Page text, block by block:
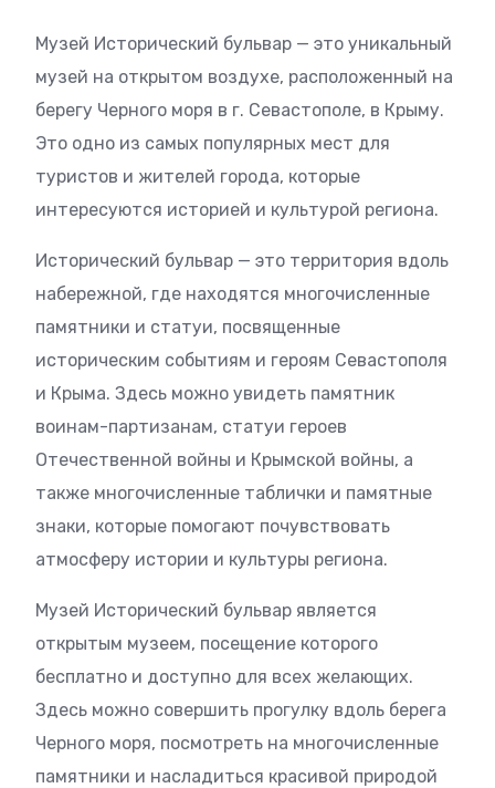
Музей Исторический бульвар — это уникальный
музей на открытом воздухе, расположенный на
берегу Черного моря в г. Севастополе, в Крыму.
Это одно из самых популярных мест для
туристов и жителей города, которые
интересуются историей и культурой региона.
Исторический бульвар — это территория вдоль
набережной, где находятся многочисленные
памятники и статуи, посвященные
историческим событиям и героям Севастополя
и Крыма. Здесь можно увидеть памятник
воинам-партизанам, статуи героев
Отечественной войны и Крымской войны, а
также многочисленные таблички и памятные
знаки, которые помогают почувствовать
атмосферу истории и культуры региона.
Музей Исторический бульвар является
открытым музеем, посещение которого
бесплатно и доступно для всех желающих.
Здесь можно совершить прогулку вдоль берега
Черного моря, посмотреть на многочисленные
памятники и насладиться красивой природой